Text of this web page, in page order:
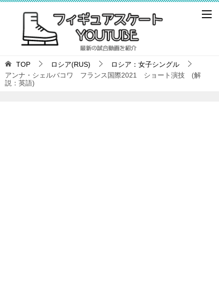
TOP ロシア(RUS)
ロシア：女子シングル
アンナ・シェルバコワ フランス国際2021 ショート演技 (解
説：英語)